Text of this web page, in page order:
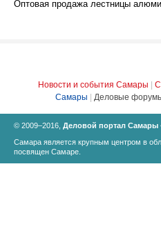
Оптовая продажа лестницы
Новости и события Самары
Самары
Деловые
© 2009–2016, Деловой портал Самары
Самара является крупным центром в
посвящен Самаре.